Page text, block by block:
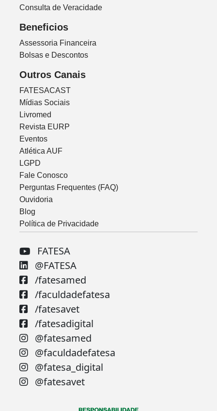
Consulta de Veracidade
Beneficios
Assessoria Financeira
Bolsas e Descontos
Outros Canais
FATESACAST
Mídias Sociais
Livromed
Revista EURP
Eventos
Atlética AUF
LGPD
Fale Conosco
Perguntas Frequentes (FAQ)
Ouvidoria
Blog
Política de Privacidade
FATESA
@FATESA
/fatesamed
/faculdadefatesa
/fatesavet
/fatesadigital
@fatesamed
@faculdadefatesa
@fatesa_digital
@fatesavet